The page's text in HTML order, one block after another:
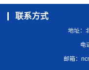
联系方式
地址：
电
邮箱：